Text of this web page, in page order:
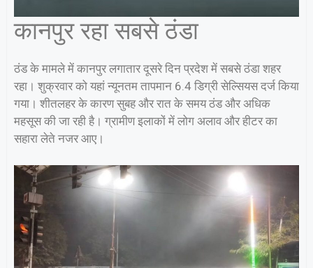
कानपुर रहा सबसे ठंडा
ठंड के मामले में कानपुर लगातार दूसरे दिन प्रदेश में सबसे ठंडा शहर
रहा। शुक्रवार को यहां न्यूनतम तापमान 6.4 डिग्री सेल्सियस दर्ज किया
गया। शीतलहर के कारण सुबह और रात के समय ठंड और अधिक
महसूस की जा रही है। ग्रामीण इलाकों में लोग अलाव और हीटर का
सहारा लेते नजर आए।